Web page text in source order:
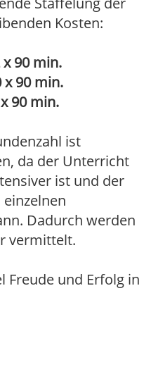
Kosten:
90 min.
90 min.
90 min.
ist
da der Unterricht
ist und der
Dadurch werden
vermittelt.
Freude und Erfolg in